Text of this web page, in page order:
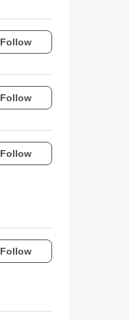
Follow
Follow
Follow
Follow